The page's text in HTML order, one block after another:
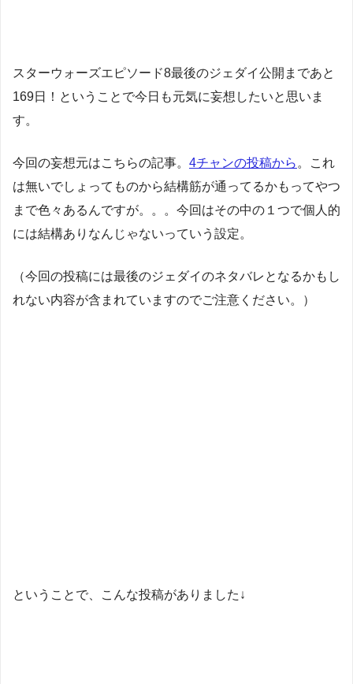
スターウォーズエピソード8最後のジェダイ公開まであと
169日！ということで今日も元気に妄想したいと思いま
す。
今回の妄想元はこちらの記事。 4チャンの投稿から 。これ
は無いでしょってものから結構筋が通ってるかもってやつ
まで色々あるんですが。。。今回はその中の１つで個人的
には結構ありなんじゃないっていう設定。
（今回の投稿には最後のジェダイのネタバレとなるかもし
れない内容が含まれていますのでご注意ください。）
ということで、こんな投稿がありました↓